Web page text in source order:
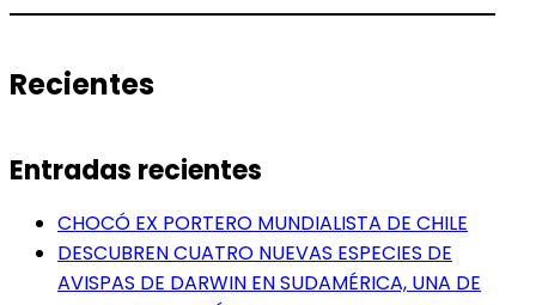
Recientes
Entradas recientes
CHOCÓ EX PORTERO MUNDIALISTA DE CHILE
DESCUBREN CUATRO NUEVAS ESPECIES DE
AVISPAS DE DARWIN EN SUDAMÉRICA, UNA DE